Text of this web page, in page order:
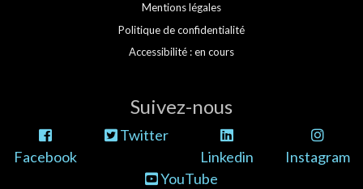
Mentions légales
Politique de confidentialité
Accessibilité : en cours
Suivez-nous
Facebook
Twitter
Linkedin
Instagram
YouTube